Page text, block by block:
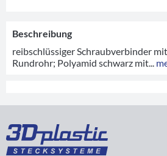
Beschreibung
reibschlüssiger Schraubverbinder
Rundrohr; Polyamid schwarz mit...